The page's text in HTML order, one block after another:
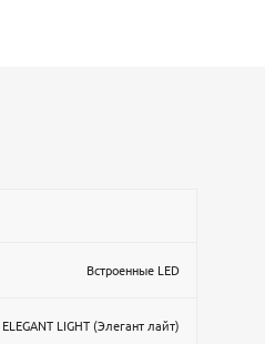
Встроенные LED
ELEGANT LIGHT (Элегант лайт)